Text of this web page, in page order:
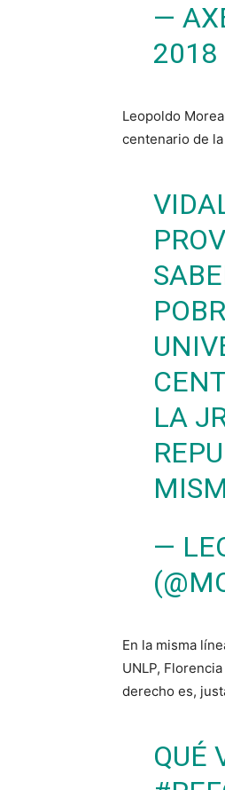
—
2018
Leopoldo
centenario de
LA
—
En la misma
UNLP,
derecho es,
QUÉ